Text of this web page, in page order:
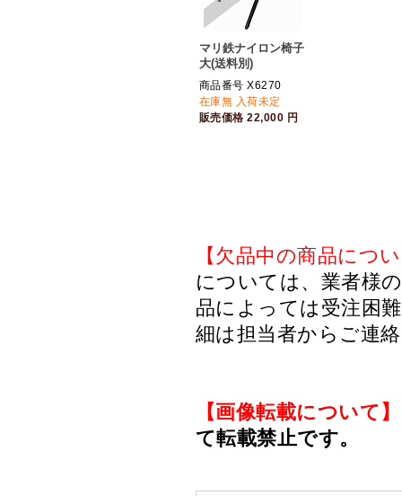
マリ鉄ナイロン椅子
大(送料別)
商品番号 X6270
在庫無 入荷未定
販売価格22,000 円
【欠品中の商品につ
については、業者様
品によっては受注困
細は担当者からご連
【画像転載について】
て転載禁止です。